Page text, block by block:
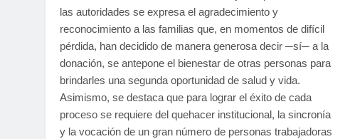
las autoridades se expresa el agradecimiento y
reconocimiento a las familias que, en momentos de difícil
pérdida, han decidido de manera generosa decir ─sí─ a la
donación, se antepone el bienestar de otras personas para
brindarles una segunda oportunidad de salud y vida.
Asimismo, se destaca que para lograr el éxito de cada
proceso se requiere del quehacer institucional, la sincronía
y la vocación de un gran número de personas trabajadoras